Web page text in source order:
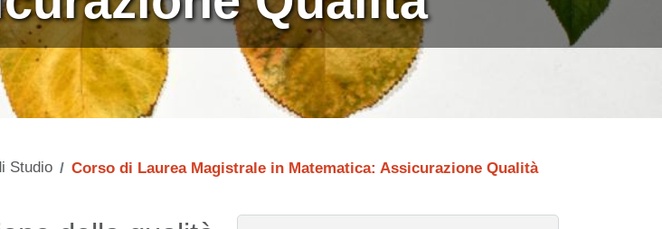
Studio Corso di Laurea Magistrale in Matematica: Assicurazione Qualità